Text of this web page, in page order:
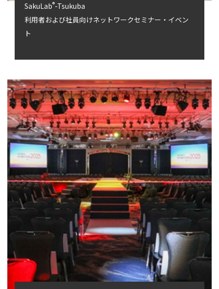
SakuLab®-Tsukuba
利用者および社員向けネットワークセミナー・イベン
ト